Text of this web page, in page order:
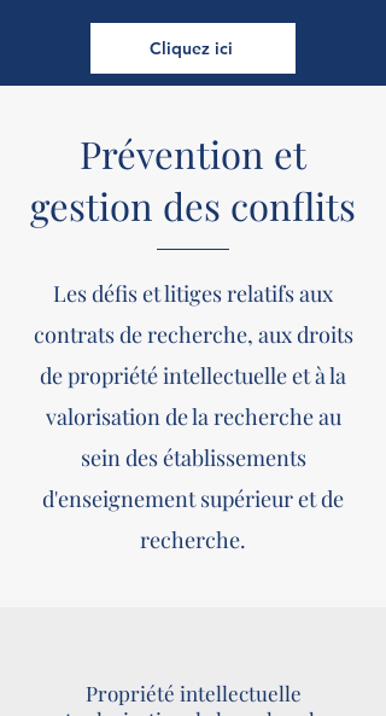
Cliquez ici
Prévention et
gestion des conflits
Les défis et litiges relatifs aux
contrats de recherche, aux droits
de propriété intellectuelle et à la
valorisation de la recherche au
sein des établissements
d'enseignement supérieur et de
recherche.
Propriété intellectuelle